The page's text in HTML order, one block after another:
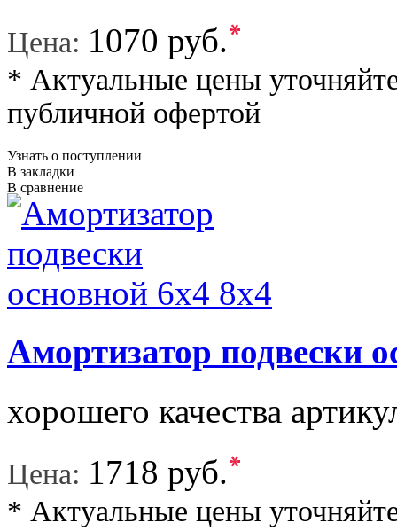
Цена: 1070 руб.*
* Актуальные цены
публичной офертой
Узнать о поступлении
В закладки
В сравнение
Амортизатор подвески
хорошего качества
Цена: 1718 руб.*
* Актуальные цены